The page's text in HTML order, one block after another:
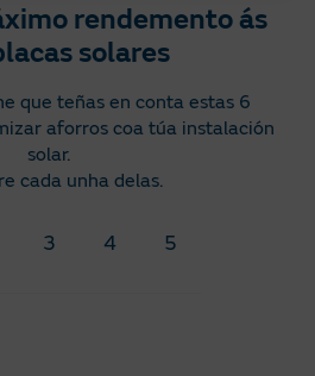
rendemento ás
solares
que teñas en conta estas 6
aforros coa túa instalación
solar.
cada unha delas.
3 4 5